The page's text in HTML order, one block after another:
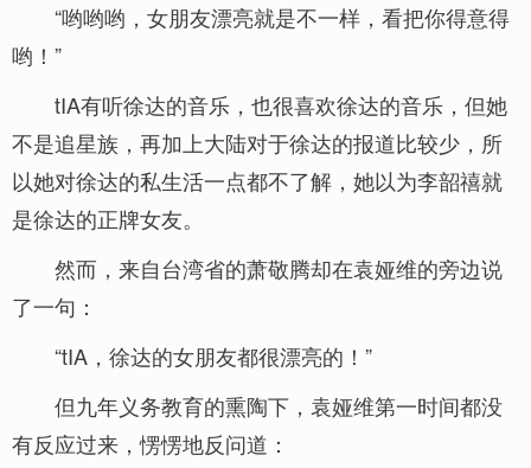
“哟哟哟，女朋友漂亮就是不一样，看把你得意得
哟！”
tIA有听徐达的音乐，也很喜欢徐达的音乐，但她
不是追星族，再加上大陆对于徐达的报道比较少，所
以她对徐达的私生活一点都不了解，她以为李韶禧就
是徐达的正牌女友。
然而，来自台湾省的萧敬腾却在袁娅维的旁边说
了一句：
“tIA，徐达的女朋友都很漂亮的！”
但九年义务教育的熏陶下，袁娅维第一时间都没
有反应过来，愣愣地反问道：